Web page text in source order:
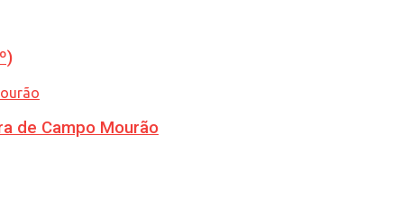
de Campo Mourão